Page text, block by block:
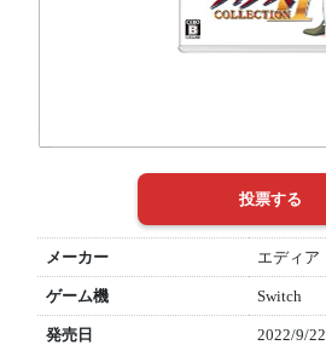
メーカー エディア
ゲーム機 Switch
発売日 2022/9/22